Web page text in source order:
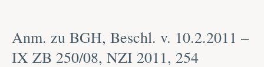
Anm. zu BGH, Beschl. v. 10.2.2011 –
IX ZB 250/08, NZI 2011, 254